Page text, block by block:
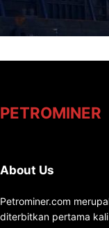
PETROMINER
About Us
Petrominer.com
diterbitkan pertama